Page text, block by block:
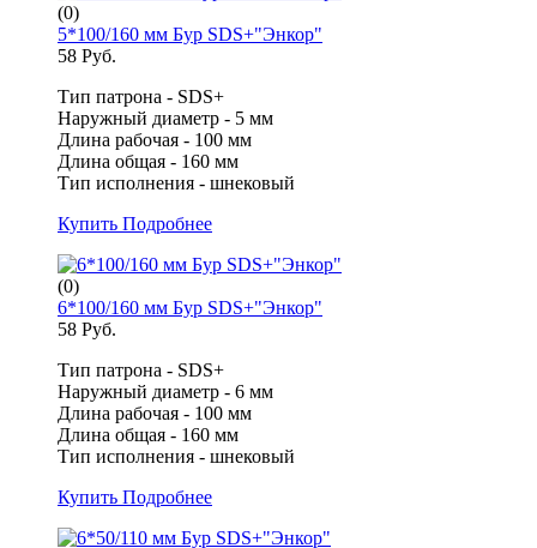
(0)
5*100/160 мм Бур SDS+"Энкор"
58 Руб.
Тип патрона - SDS+
Наружный диаметр - 5 мм
Длина рабочая - 100 мм
Длина общая - 160 мм
Тип исполнения - шнековый
Купить Подробнее
(0)
6*100/160 мм Бур SDS+"Энкор"
58 Руб.
Тип патрона - SDS+
Наружный диаметр - 6 мм
Длина рабочая - 100 мм
Длина общая - 160 мм
Тип исполнения - шнековый
Купить Подробнее